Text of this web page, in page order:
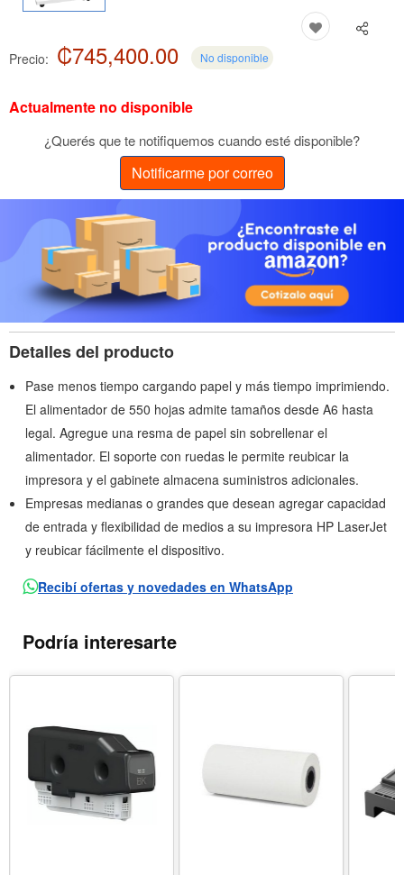
Precio: ₡745,400.00 No disponible
Actualmente no disponible
¿Querés que te notifiquemos cuando esté disponible?
Notificarme por correo
Detalles del producto
Pase menos tiempo cargando papel y más tiempo imprimiendo.
El alimentador de 550 hojas admite tamaños desde A6 hasta
legal. Agregue una resma de papel sin sobrellenar el
alimentador. El soporte con ruedas le permite reubicar la
impresora y el gabinete almacena suministros adicionales.
Empresas medianas o grandes que desean agregar capacidad
de entrada y flexibilidad de medios a su impresora HP LaserJet
y reubicar fácilmente el dispositivo.
Recibí ofertas y novedades en WhatsApp
Podría interesarte